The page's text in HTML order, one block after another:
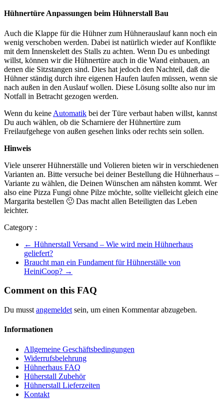
Hühnertüre Anpassungen beim Hühnerstall Bau
Auch die Klappe für die Hühner zum Hühnerauslauf kann noch ein
wenig verschoben werden. Dabei ist natürlich wieder auf Konflikte
mit dem Innenskelett des Stalls zu achten. Wenn Du es unbedingt
willst, können wir die Hühnertüre auch in die Wand einbauen, an
denen die Sitzstangen sind. Dies hat jedoch den Nachteil, daß die
Hühner ständig durch ihre eigenen Haufen laufen müssen, wenn sie
nach außen in den Auslauf wollen. Diese Lösung sollte also nur im
Notfall in Betracht gezogen werden.
Wenn du keine Automatik bei der Türe verbaut haben willst, kannst
Du auch wählen, ob die Scharniere der Hühnertüre zum
Freilaufgehege von außen gesehen links oder rechts sein sollen.
Hinweis
Viele unserer Hühnerställe und Volieren bieten wir in verschiedenen
Varianten an. Bitte versuche bei deiner Bestellung die Hühnerhaus –
Variante zu wählen, die Deinen Wünschen am nähsten kommt. Wer
also eine Pizza Fungi ohne Pilze möchte, sollte vielleicht gleich eine
Margarita bestellen 🙂 Das macht allen Beteiligten das Leben
leichter.
Category :
← Hühnerstall Versand – Wie wird mein Hühnerhaus
geliefert?
Braucht man ein Fundament für Hühnerställe von
HeiniCoop? →
Comment on this FAQ
Du musst angemeldet sein, um einen Kommentar abzugeben.
Informationen
Allgemeine Geschäftsbedingungen
Widerrufsbelehrung
Hühnerhaus FAQ
Hüherstall Zubehör
Hühnerstall Lieferzeiten
Kontakt